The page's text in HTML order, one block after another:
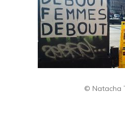
© Natacha